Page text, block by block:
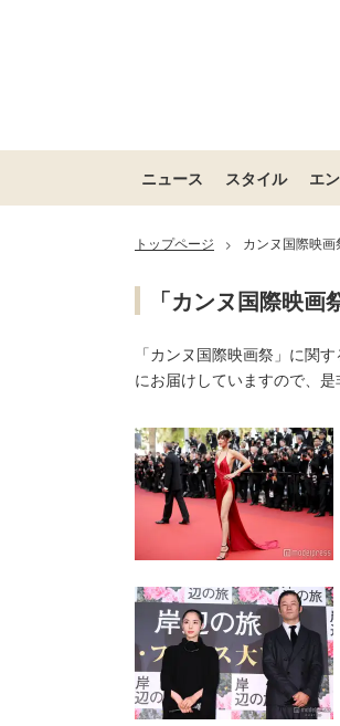
ニュース スタイル エ
トップページ > カンヌ国際映画
「カンヌ国際映
「カンヌ国際映画祭」に関
にお届けしていますので、